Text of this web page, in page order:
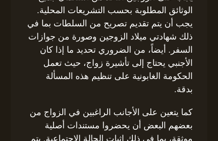
الوثائق المطلوبة بحسب التشريعات المحلية.
يجب أن يتم تقديم تصريح من السلطات بما في
ذلك شهادتي ميلاد الزوجين وصورة من جوازات
السفر. أيضاً، من الضروري تحديد ما إذا كان
الأجنبي يحتاج إلى تأشيرة زواج، حيث تعمل
الحكومة الغابونية على تنظيم هذه المسألة
بدقة.
كما يتعين على الأجانب الراغبين في الزواج من
بعضهم البعض أن يحضروا مستندات أصلية
موثقة، بما في ذلك إثبات الحالة الاجتماعية. يتم